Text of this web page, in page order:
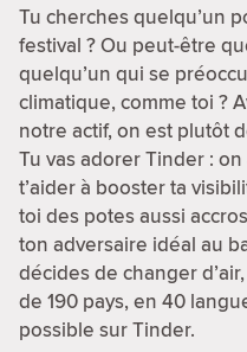
Tu cherches quelqu’un
festival ? Ou peut-être
quelqu’un qui se
climatique, comme toi ?
notre actif, on est plutôt
Tu vas adorer Tinder :
t’aider à booster ta
toi des potes aussi
ton adversaire idéal au
décides de changer
de 190 pays, en 40
possible sur Tinder.